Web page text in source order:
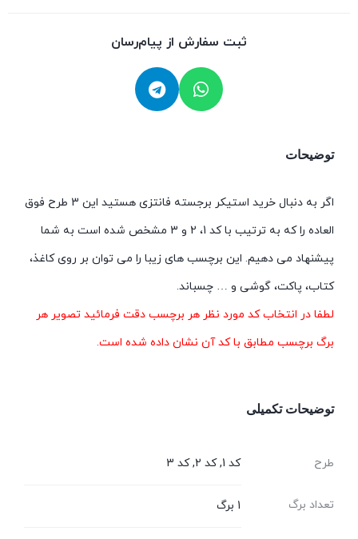
ثبت سفارش از پیام‌رسان
توضیحات
اگر به دنبال خرید استیکر برجسته فانتزی هستید این 3 طرح فوق
العاده را که به ترتیب با کد 1، 2 و 3 مشخص شده است به شما
پیشنهاد می دهیم. این برچسب های زیبا را می توان بر روی کاغذ،
کتاب، پاکت، گوشی و … چسباند.
لطفا در انتخاب کد مورد نظر هر برچسب دقت فرمائید تصویر هر
برگ برچسب مطابق با کد آن نشان داده شده است.
توضیحات تکمیلی
طرح کد 1, کد 2, کد 3
تعداد برگ 1 برگ